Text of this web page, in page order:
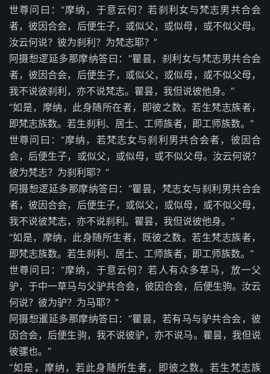
世尊问曰：“摩纳，于意云何？若刹利女与梵志男共合会
者，彼因合会，后便生子，或似父，或似母，或不似父母。
汝云何说？彼为刹利？为梵志耶？”
阿摄惒逻延多那摩纳答曰：“瞿昙，刹利女与梵志男共合会
者，彼因合会，后便生子，或似父，或似母，或不似父母，
我不说彼刹利，亦不说梵志。瞿昙，我但说彼他身。”
“如是，摩纳，此身随所在者，即彼之数。若生梵志族者，
即梵志族数。若生刹利、居士、工师族者，即工师族数。”
世尊问曰：“摩纳，若梵志女与刹利男共合会者，彼因合
会，后便生子，或似父，或似母，或不似父母。汝云何说？
彼为梵志？为刹利耶？”
阿摄惒逻延多那摩纳答曰：“瞿昙，梵志女与刹利男共合会
者，彼因合会，后便生子，或似父，或似母，或不似父母，
我不说彼梵志，亦不说刹利。瞿昙，我但说彼他身。”
“如是，摩纳，此身随所生者，既彼之数。若生梵志族者，
即梵志族数。若生刹利、居士、工师族者，即工师族数。”
世尊问曰：“摩纳，于意云何？若人有众多草马，放一父
驴，于中一草马与父驴共合会，彼因合会，后便生驹。汝云
何说？彼为驴？为马耶？”
阿摄惒暹延多那摩纳答曰：“瞿昙，若有马与驴共合会，彼
因合会，后便生驹，我不说彼驴，亦不说马。瞿昙，我但说
彼骡也。”
“如是，摩纳，若此身随所生者，即彼之数。若生梵志族